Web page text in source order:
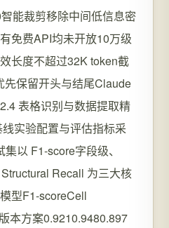
能裁剪移除中间低信息密
免费API均未开放10万级
长度不超过32K token截
先保留开头与结尾Claude
表格识别与数据提取精
实验配置与评估指标采
以 F1-score字段级、
Recall 为三大核
型F1-scoreCell
本方案0.9210.9480.897